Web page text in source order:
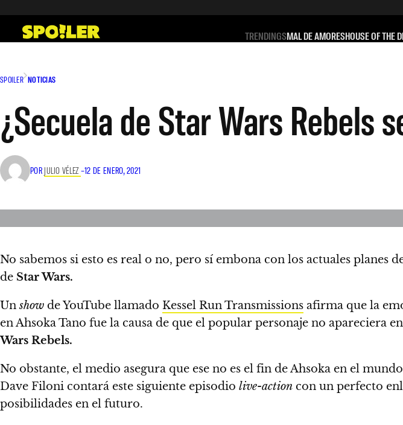
contenido
TRENDINGSMAL DE AMORESHOUSE OF THE
SPOILER NOTICIAS
¿Secuela de Star Wars Rebels
POR JULIO VÉLEZ –12 DE ENERO, 2021
No sabemos si esto es real o no, pero sí embona con los actuales
de Star Wars.
Unshow de YouTube llamado Kessel Run Transmissions afirma que la
en Ahsoka Tano fue la causa de que el popular personaje no apareciera
Wars Rebels.
No obstante, el medio asegura que ese no es el fin de Ahsoka en el
Dave Filoni contará este siguiente episodio live-action con un perfecto
posibilidades en el futuro.